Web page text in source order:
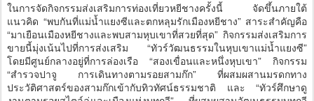
ในการจัดกิจกรรมส่งเสริมการท่องเที่ยวหยีชางครั้งนี้ จัดขึ้นภายใต้
แนวคิด “พบกันที่แม่น้ำแยงซีและตกหลุมรักเมืองหยีชาง” สาระสำคัญคือ
“มาเยือนเมืองหยีชางและพบสามหุบเขาที่สวยที่สุด” กิจกรรมส่งเสริมการ
ขายนี้มุ่งเน้นไปที่การส่งเสริม “ทัวร์วัฒนธรรมในหุบเขาแม่น้ำแยงซี”
โดยมีศูนย์กลางอยู่ที่การล่องเรือ “สองเขื่อนและหนึ่งหุบเขา” กิจกรรม
“สำรวจปาจู การเดินทางตามรอยสามก๊ก” ที่ผสมผสานมรดกทาง
ประวัติศาสตร์ของสามก๊กเข้ากับทิวทัศน์ธรรมชาติ และ “ทัวร์ศึกษาดู